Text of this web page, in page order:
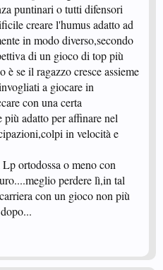
7 Dic 2021, Data originale:7 Dic
---
mai ho visto ragazzini voler
o anti, giustamente direi.
palesemente dotati come difensori
e su questo ho qualche
giocano con lp o anti non sono
una componente non trascurabile
ipotetici "vertici" qualitativamente
puntinari o tutti difensori
creare l'humus adatto ad
in modo diverso,secondo
di un gioco di top più
se il ragazzo cresce assieme
a giocare in
con una certa
adatto per affinare nel
in velocità e
ortodossa o meno con
perdere lì,in tal
con un gioco non più